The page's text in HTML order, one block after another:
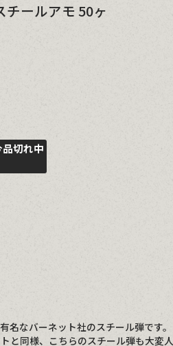
ールアモ 50ヶ
切れ中
名なバーネット社のスチール弾です。
と同様、こちらのスチール弾も大変人